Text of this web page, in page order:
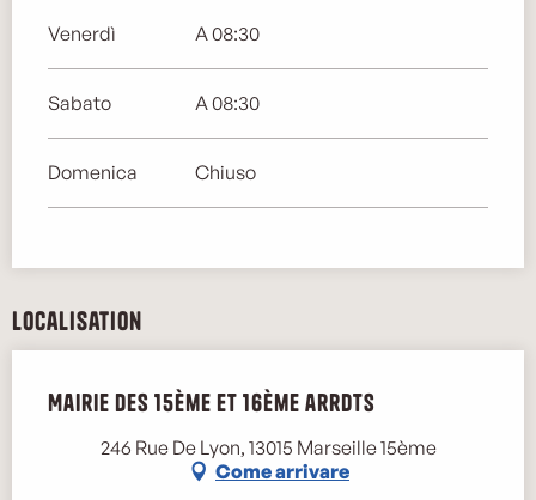
Venerdì A 08:30
Sabato A 08:30
Domenica Chiuso
Localisation
Mairie des 15ème et 16ème arrdts
246 Rue De Lyon, 13015 Marseille 15ème
Come arrivare